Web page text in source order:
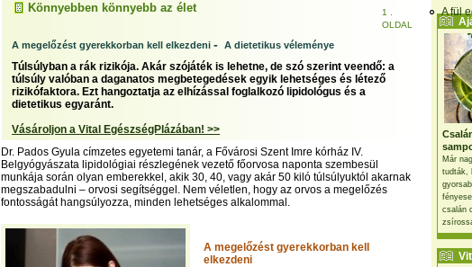
A fül
Már
tudták,
csalán
Könnyebben könnyebb az élet
1 .
OLDAL
A megelőzést gyerekkorban kell elkezdeni - A dietetikus véleménye
Túlsúlyban a rák rizikója. Akár szójáték is lehetne, de szó szerint veendő: a
túlsúly valóban a daganatos megbetegedések egyik lehetséges és létező
rizikófaktora. Ezt hangoztatja az elhízással foglalkozó lipidológus és a
dietetikus egyaránt.
Vásároljon a Vital EgészségPlázában! >>
Dr. Pados Gyula címzetes egyetemi tanár, a Fővárosi Szent Imre kórház IV.
Belgyógyászata lipidológiai részlegének vezető főorvosa naponta szembesül
munkája során olyan emberekkel, akik 30, 40, vagy akár 50 kiló túlsúlyuktól akarnak
megszabadulni – orvosi segítséggel. Nem véletlen, hogy az orvos a megelőzés
fontosságát hangsúlyozza, minden lehetséges alkalommal.
A megelőzést gyerekkorban kell
elkezdeni